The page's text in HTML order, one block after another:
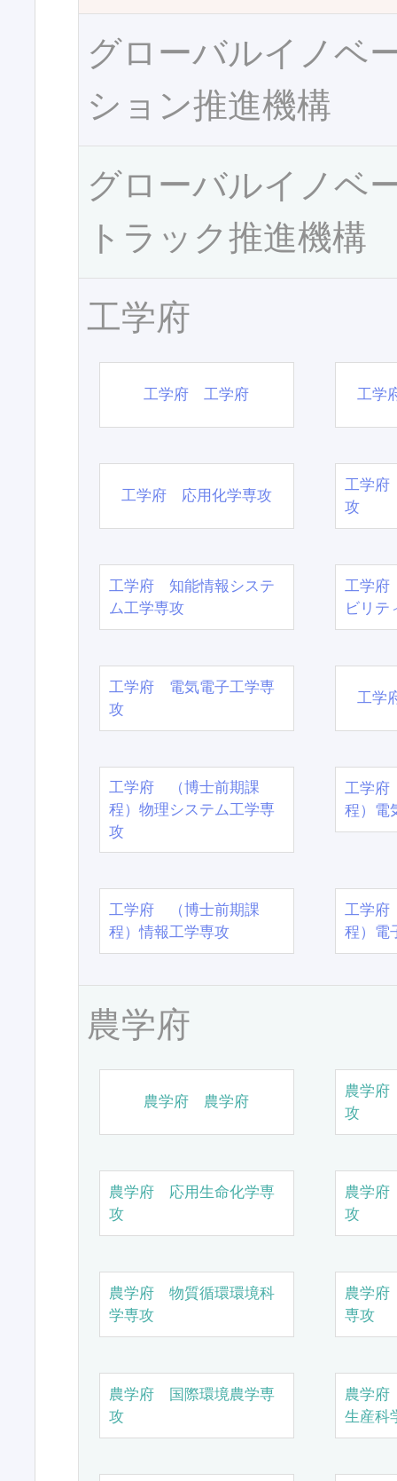
グローバルイノベ
ション推進機構
グローバルイノベ
トラック推進機構
工学府
工学府 工学府 工学
工学府 応用化学専攻
工学府
攻
工学府 知能情報システ
ム工学専攻
工学府
ビリテ
工学府 電気電子工学専
攻
工学
工学府 （博士前期課
程）物理システム工学専
攻
工学
程）電
工学府 （博士前期課
程）情報工学専攻
工学
程）電
農学府
農学府 農学府
農学
攻
農学府 応用生命化学専
攻
農学
攻
農学府 物質循環環境科
学専攻
農学
専攻
農学府 国際環境農学専
攻
農学
生産科